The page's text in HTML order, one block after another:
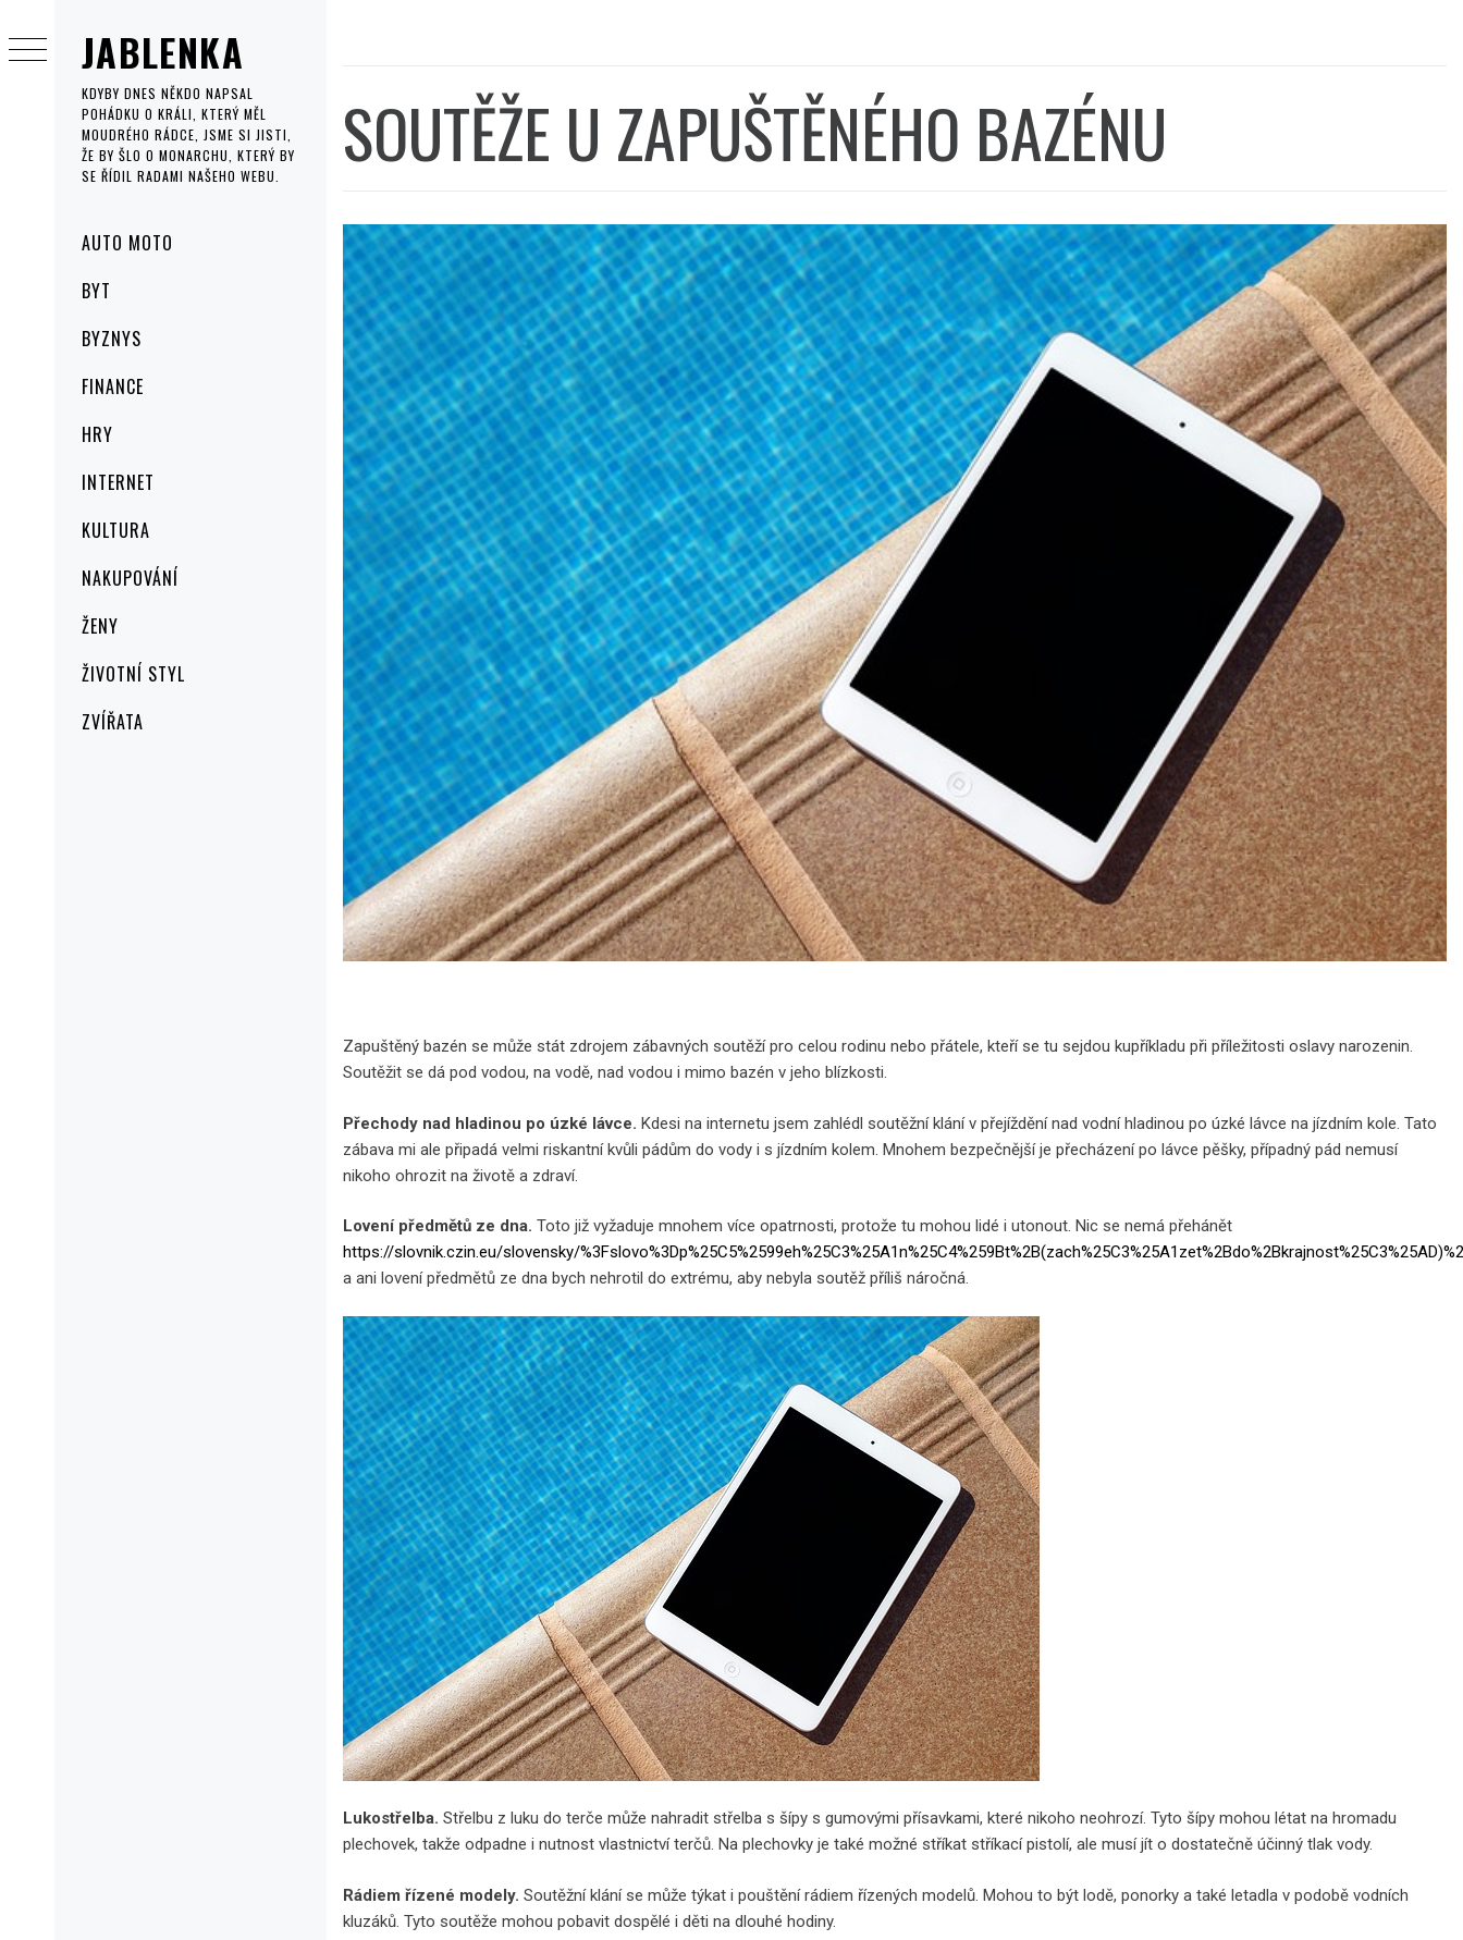
JABLENKA
KDYBY DNES NĚKDO NAPSAL
POHÁDKU O KRÁLI, KTERÝ MĚL
MOUDRÉHO RÁDCE, JSME SI JISTI,
ŽE BY ŠLO O MONARCHU, KTERÝ BY
SE ŘÍDIL RADAMI NAŠEHO WEBU.
MenuAUTO MOTO
BYT
BYZNYS
FINANCE
HRY
INTERNET
KULTURA
NAKUPOVÁNÍ
ŽENY
ŽIVOTNÍ STYL
ZVÍŘATA
to
content
SOUTĚŽE U ZAPUŠTĚNÉHO BAZÉNU
Zapuštěný bazén se může stát zdrojem zábavných soutěží pro celou rodinu nebo přátele, kteří se tu sejdou kupříkladu při příležitosti oslavy narozenin.
Soutěžit se dá pod vodou, na vodě, nad vodou i mimo bazén v jeho blízkosti.
Přechody nad hladinou po úzké lávce. Kdesi na internetu jsem zahlédl soutěžní klání v přejíždění nad vodní hladinou po úzké lávce na jízdním kole. Tato
zábava mi ale připadá velmi riskantní kvůli pádům do vody i s jízdním kolem. Mnohem bezpečnější je přecházení po lávce pěšky, případný pád nemusí
nikoho ohrozit na životě a zdraví.
Lovení předmětů ze dna. Toto již vyžaduje mnohem více opatrnosti, protože tu mohou lidé i utonout. Nic se nemá přehánět
https://slovnik.czin.eu/slovensky/
a ani lovení předmětů ze dna bych nehrotil do extrému, aby nebyla soutěž příliš náročná.
Lukostřelba. Střelbu z luku do terče může nahradit střelba s šípy s gumovými přísavkami, které nikoho neohrozí. Tyto šípy mohou létat na hromadu
plechovek, takže odpadne i nutnost vlastnictví terčů. Na plechovky je také možné stříkat stříkací pistolí, ale musí jít o dostatečně účinný tlak vody.
Rádiem řízené modely. Soutěžní klání se může týkat i pouštění rádiem řízených modelů. Mohou to být lodě, ponorky a také letadla v podobě vodních
kluzáků. Tyto soutěže mohou pobavit dospělé i děti na dlouhé hodiny.